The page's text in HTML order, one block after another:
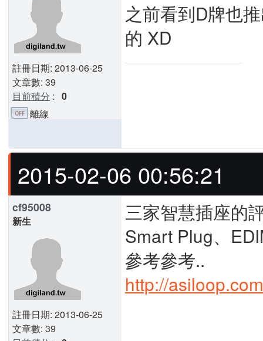
註冊日期: 2013-06-25
文章數: 39
目前積分 : 0
之前看到D牌也
的 XD
離線
2015-02-06 00:56:21
cf95008
新生
註冊日期: 2013-06-25
文章數: 39
三家智慧插座的
Smart Plug、
參考參考..
http://